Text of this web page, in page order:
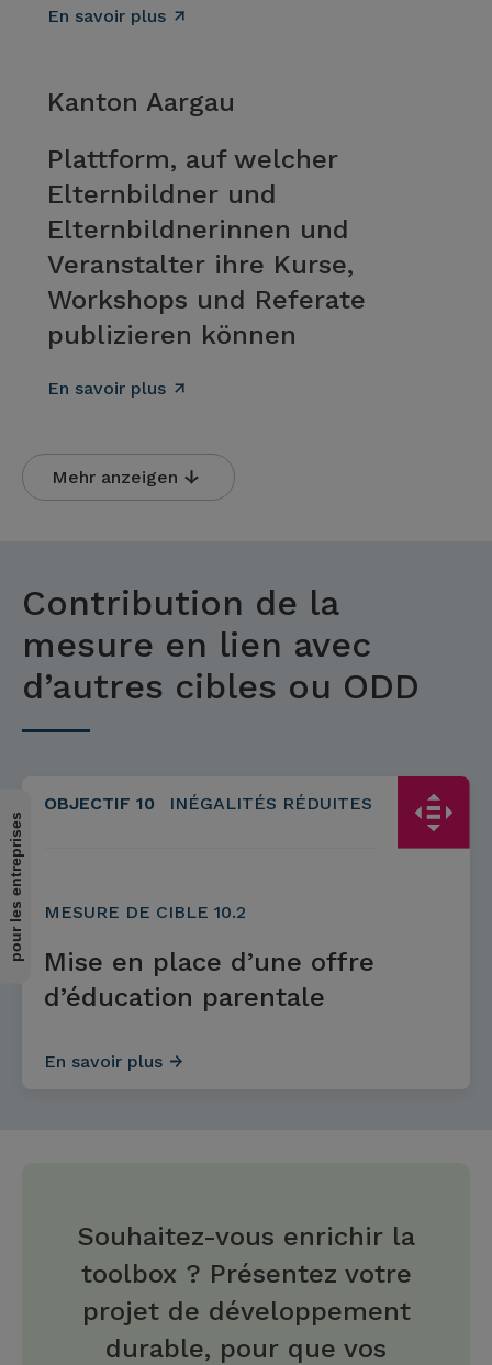
En savoir plus
Kanton Aargau
Plattform, auf welcher
Elternbildner und
Elternbildnerinnen und
Veranstalter ihre Kurse,
Workshops und Referate
publizieren können
En savoir plus
Mehr anzeigen
Contribution de la
mesure en lien avec
d’autres cibles ou ODD
OBJECTIF 10 INÉGALITÉS RÉDUITES
MESURE DE CIBLE 10.2
Mise en place d’une offre
d’éducation parentale
En savoir plus
Souhaitez-vous enrichir la
toolbox ? Présentez votre
projet de développement
durable, pour que vos
pour les entreprises